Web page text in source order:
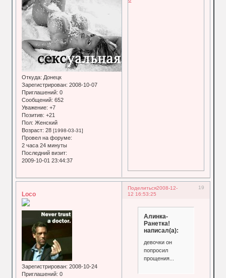
Откуда: Донецк
Зарегистрирован: 2008-10-07
Приглашений: 0
Сообщений: 652
Уважение: +7
Позитив: +21
Пол: Женский
Возраст: 28[1998-03-31]
Провел на форуме:
2 часа 24 минуты
Последний визит:
2009-10-01 23:44:37
Поделиться 19
2008-12-
12 16:53:25
Loco
Зарегистрирован: 2008-10-24
Приглашений: 0
Алинка-
Ранетка!
написал(а):
девочки он
попросил
прощения...